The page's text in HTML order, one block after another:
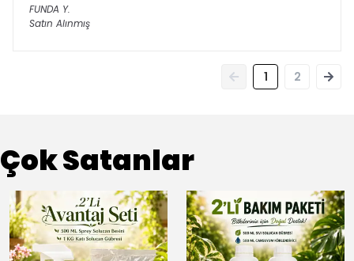
FUNDA Y.
Satın Alınmış
1 2
Çok Satanlar